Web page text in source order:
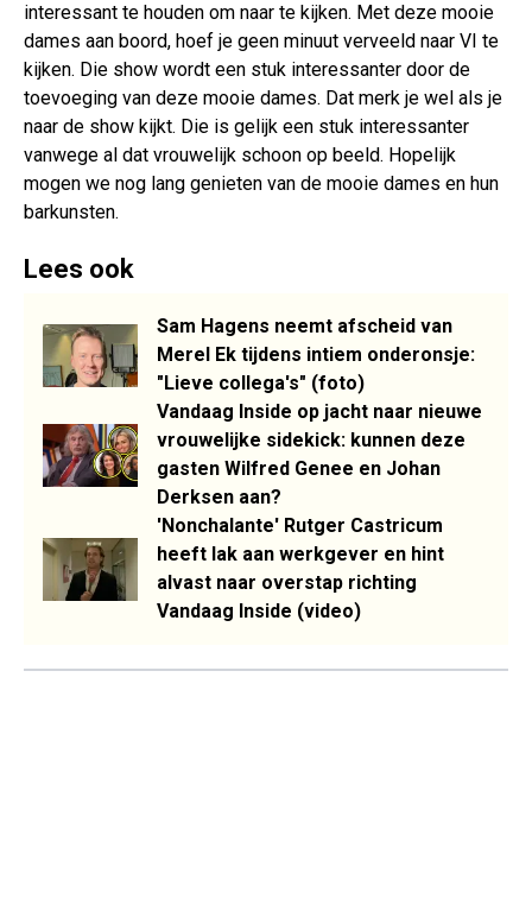
interessant te houden om naar te kijken. Met deze mooie
dames aan boord, hoef je geen minuut verveeld naar VI te
kijken. Die show wordt een stuk interessanter door de
toevoeging van deze mooie dames. Dat merk je wel als je
naar de show kijkt. Die is gelijk een stuk interessanter
vanwege al dat vrouwelijk schoon op beeld. Hopelijk
mogen we nog lang genieten van de mooie dames en hun
barkunsten.
Lees ook
Sam Hagens neemt afscheid van
Merel Ek tijdens intiem onderonsje:
"Lieve collega's" (foto)
Vandaag Inside op jacht naar nieuwe
vrouwelijke sidekick: kunnen deze
gasten Wilfred Genee en Johan
Derksen aan?
'Nonchalante' Rutger Castricum
heeft lak aan werkgever en hint
alvast naar overstap richting
Vandaag Inside (video)